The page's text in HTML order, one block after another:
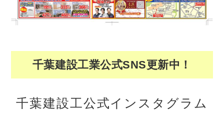
千葉建設工業公式SNS更新中！
千葉建設工公式インスタグラム